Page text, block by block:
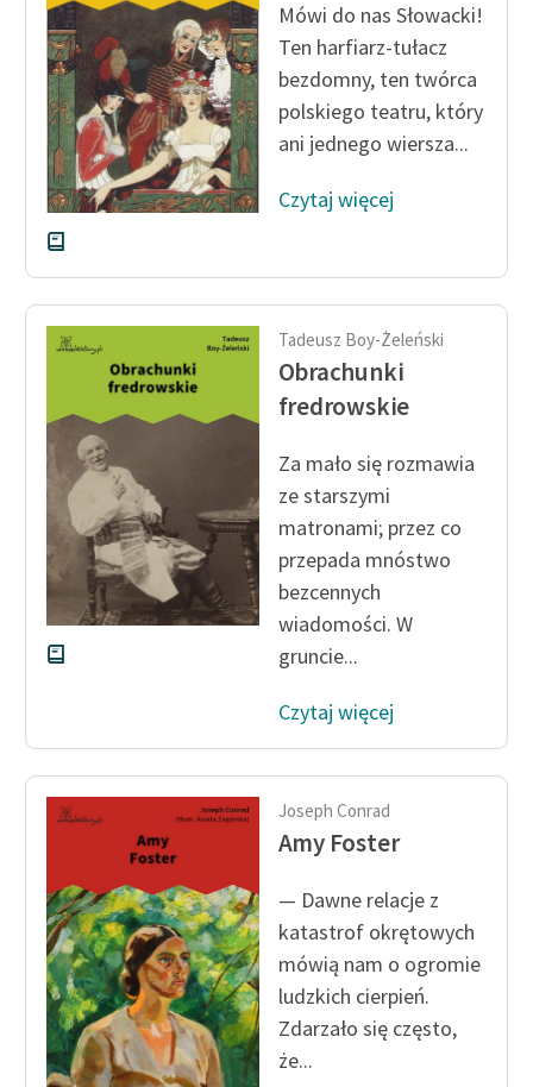
Zespół
Zasady wykorzystania
Wolnych Lektur
Logotypy
Materiały promocyjne
Polityka prywatności
Regulamin biblioteki
Dane fundacji i
sprawozdania finansowe
Regulamin darowizn
Informacja o treściach
wrażliwych
Deklaracja dostępności
Mówi do nas Słowacki!
Ten harfiarz-tułacz
bezdomny, ten twórca
polskiego teatru, który
ani jednego wiersza...
Czytaj więcej
Tadeusz Boy-Żeleński
Obrachunki
fredrowskie
Za mało się rozmawia
ze starszymi
matronami; przez co
przepada mnóstwo
bezcennych
wiadomości. W
gruncie...
Czytaj więcej
Joseph Conrad
Amy Foster
— Dawne relacje z
katastrof okrętowych
mówią nam o ogromie
ludzkich cierpień.
Zdarzało się często,
że...